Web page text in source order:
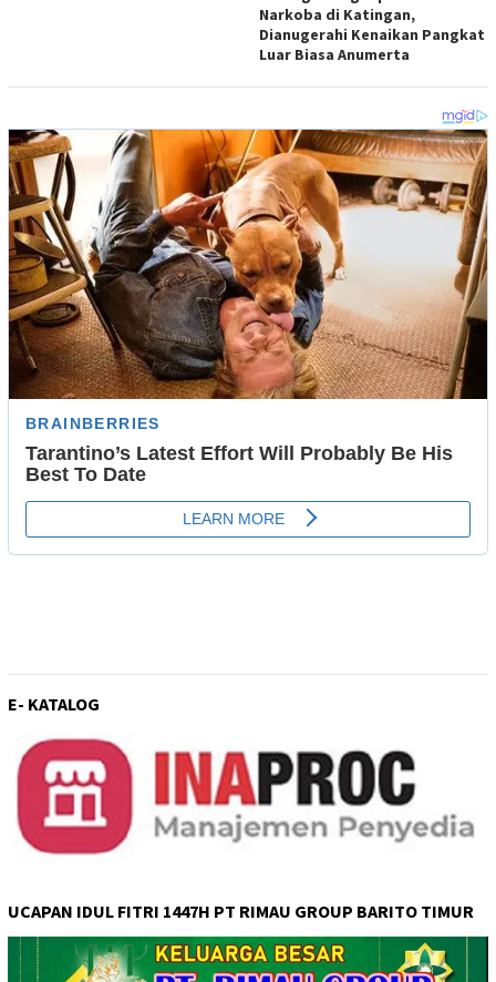
Narkoba di Katingan,
Dianugerahi Kenaikan Pangkat
Luar Biasa Anumerta
E- KATALOG
UCAPAN IDUL FITRI 1447H PT RIMAU GROUP BARITO TIMUR